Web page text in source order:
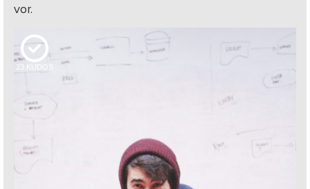
vor.
23 KUDOS